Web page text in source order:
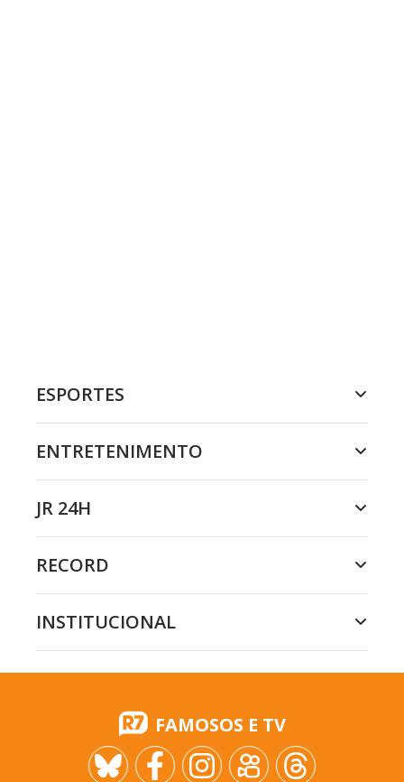
ESPORTES
ENTRETENIMENTO
JR 24H
RECORD
INSTITUCIONAL
FAMOSOS E TV